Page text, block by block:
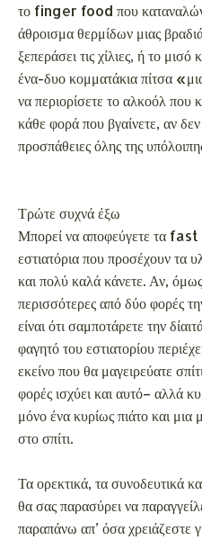
Τρώτε συχνά έξω
Μπορεί να αποφεύγετε τα fast
εστιατόρια που προσέχουν τα
και πολύ καλά κάνετε. Αν,
περισσότερες από δύο φορές
είναι ότι σαμποτάρετε την
φαγητό του εστιατορίου
μόνο ένα κυρίως πιάτο και μια
στο σπίτι.
Τα ορεκτικά, τα συνοδευτικά
θα σας παρασύρει να
παραπάνω απ’ όσα χρειάζεστε
μερίδες είναι πολύ
σίγουρα λιγότερο συνηθισμένη
συνδαιτυμόνων σας που τρώνε
αφήσετε –ακόμα– κάτω τα
Δεν κοιμάστε αρκετά
Ή μπορεί να κοιμάστε αρκετά,